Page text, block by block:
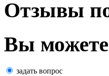
Отзывы
Вы можете
задать вопрос